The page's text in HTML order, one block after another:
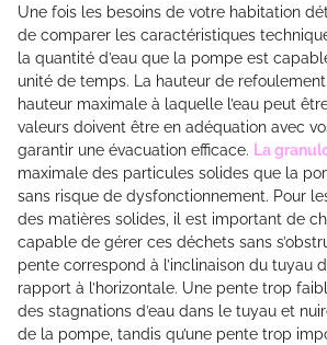
Une fois les besoins de votre habitation
de comparer les caractéristiques
la quantité d’eau que la pompe est
unité de temps. La hauteur de
hauteur maximale à laquelle l’eau peut
valeurs doivent être en adéquation avec
garantir une évacuation efficace. La
maximale des particules solides que la
sans risque de dysfonctionnement. Pour
des matières solides, il est important de
capable de gérer ces déchets sans
pente correspond à l’inclinaison du tuyau
rapport à l’horizontale. Une pente trop
des stagnations d’eau dans le tuyau et
de la pompe, tandis qu’une pente trop